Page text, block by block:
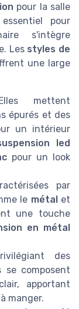
pour la salle
pour
s'intègre
Les styles de
une large
mettent
épurés et des
un intérieur
led
pour un look
par
le métalet
une touche
en métal
des
composent
apportant
manger.